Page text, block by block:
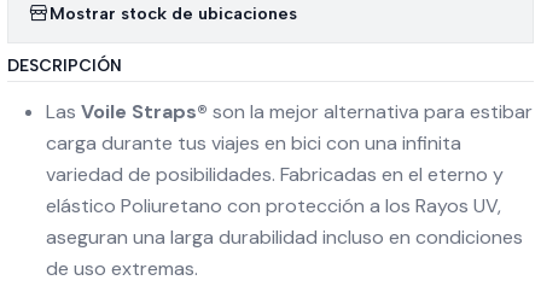
Mostrar stock de ubicaciones
DESCRIPCIÓN
Las Voile Straps® son la mejor alternativa para estibar
carga durante tus viajes en bici con una infinita
variedad de posibilidades. Fabricadas en el eterno y
elástico Poliuretano con protección a los Rayos UV,
aseguran una larga durabilidad incluso en condiciones
de uso extremas.